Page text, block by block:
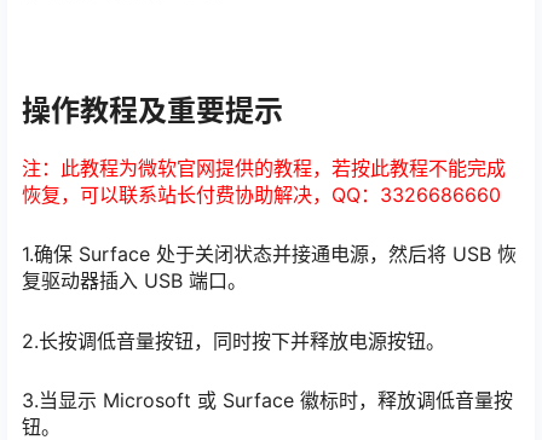
操作教程及重要提示
注：此教程为微软官网提供的教程，若按此教程不能完成
恢复，可以联系站长付费协助解决，QQ：3326686660
1.确保 Surface 处于关闭状态并接通电源，然后将 USB 恢
复驱动器插入 USB 端口。
2.长按调低音量按钮，同时按下并释放电源按钮。
3.当显示 Microsoft 或 Surface 徽标时，释放调低音量按
钮。